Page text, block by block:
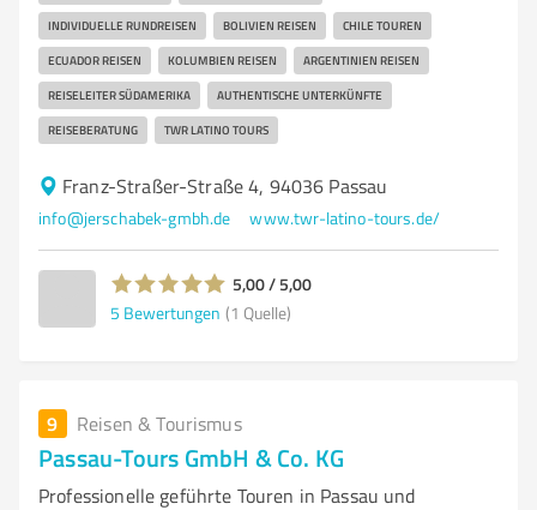
INDIVIDUELLE RUNDREISEN BOLIVIEN REISEN CHILE TOUREN
ECUADOR REISEN KOLUMBIEN REISEN ARGENTINIEN REISEN
REISELEITER SÜDAMERIKA AUTHENTISCHE UNTERKÜNFTE
REISEBERATUNG TWR LATINO TOURS
Franz-Straßer-Straße 4, 94036 Passau
info@jerschabek-gmbh.de www.twr-latino-tours.de/
5,00 / 5,00
5 Bewertungen (1 Quelle)
9 Reisen & Tourismus
Passau-Tours GmbH & Co. KG
Professionelle geführte Touren in Passau und